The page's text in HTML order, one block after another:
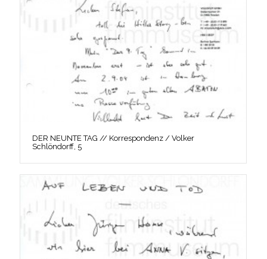
DER NEUNTE TAG // Korrespondenz / Volker
Schlöndorff, 5